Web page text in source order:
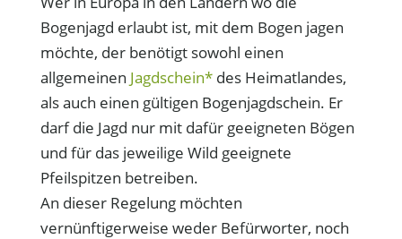
Bogenjagd erlaubt ist, mit dem Bogen jagen
möchte, der benötigt sowohl einen
allgemeinen Jagdschein*des Heimatlandes,
als auch einen gültigen Bogenjagdschein. Er
darf die Jagd nur mit dafür geeigneten Bögen
und für das jeweilige Wild geeignete
Pfeilspitzen betreiben.
An dieser Regelung möchten
vernünftigerweise weder Befürworter, noch